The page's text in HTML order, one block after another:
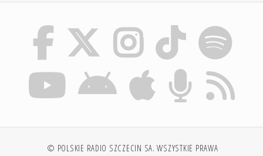
© POLSKIE RADIO SZCZECIN SA. WSZYSTKIE PRAWA